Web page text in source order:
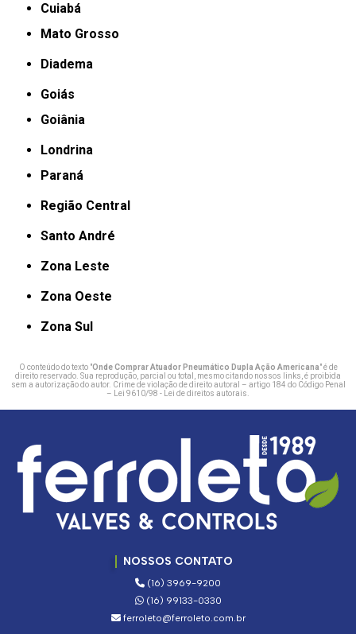
Cuiabá
Mato Grosso
Diadema
Goiás
Goiânia
Londrina
Paraná
Região Central
Santo André
Zona Leste
Zona Oeste
Zona Sul
O conteúdo do texto "Onde Comprar Atuador Pneumático Dupla Ação Americana" é de
direito reservado. Sua reprodução, parcial ou total, mesmo citando nossos links, é proibida
sem a autorização do autor. Crime de violação de direito autoral – artigo 184 do Código Penal
– Lei 9610/98 - Lei de direitos autorais.
NOSSOS CONTATO
(16) 3969-9200
(16) 99133-0330
ferroleto@ferroleto.com.br